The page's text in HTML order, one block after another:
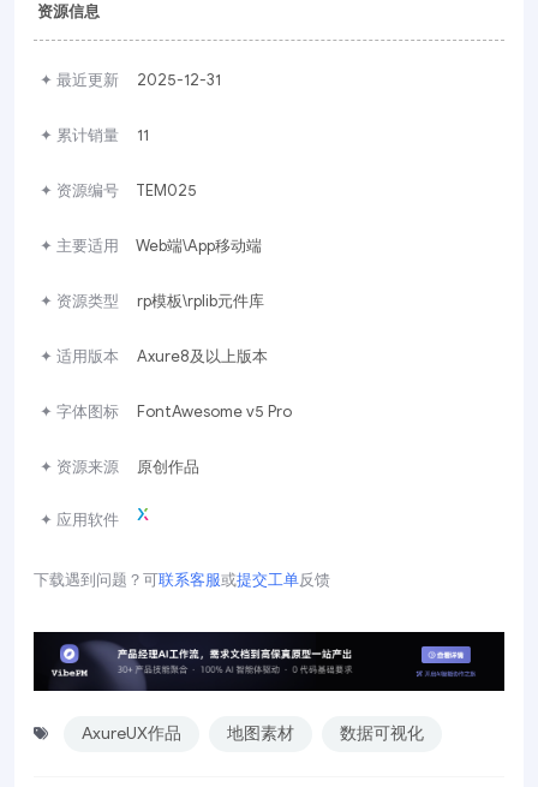
资源信息
✦ 最近更新 2025-12-31
✦ 累计销量 11
✦ 资源编号 TEM025
✦ 主要适用 Web端\App移动端
✦ 资源类型 rp模板\rplib元件库
✦ 适用版本 Axure8及以上版本
✦ 字体图标 FontAwesome v5 Pro
✦ 资源来源 原创作品
✦ 应用软件
下载遇到问题？可联系客服或提交工单反馈
AxureUX作品 地图素材 数据可视化